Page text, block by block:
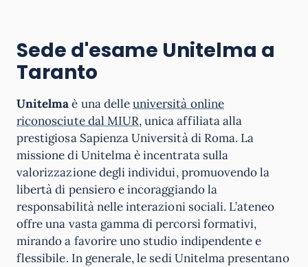
Sede d'esame Unitelma a
Taranto
Unitelmaè una delleuniversità online
riconosciute dal MIUR, unica affiliata alla
prestigiosa Sapienza Università di Roma. La
missione di Unitelma è incentrata sulla
valorizzazione degli individui, promuovendo la
libertà di pensiero e incoraggiando la
responsabilità nelle interazioni sociali. L’ateneo
offre una vasta gamma di percorsi formativi,
mirando a favorire uno studio indipendente e
flessibile. In generale, le sedi Unitelma presentano